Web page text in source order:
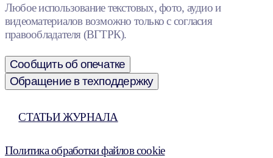
Любое использование текстовых, фото, аудио и
видеоматериалов возможно только с согласия
правообладателя (ВГТРК).
Сообщить об опечатке
Обращение в техподдержку
СТАТЬИ ЖУРНАЛА
Политика обработки файлов cookie